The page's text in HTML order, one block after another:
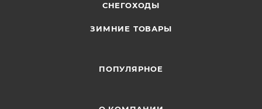
СНЕГОХОДЫ
ЗИМНИЕ ТОВАРЫ
ПОПУЛЯРНОЕ